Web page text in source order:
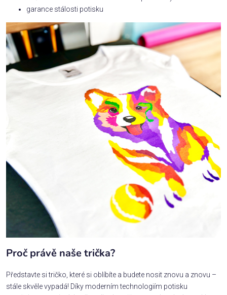
garance stálosti potisku
Proč právě naše trička?
Představte si tričko, které si oblíbíte a budete nosit znovu a znovu –
stále skvěle vypadá! Díky moderním technologiím potisku